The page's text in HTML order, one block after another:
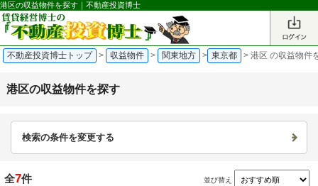
港区の収益物件を探す｜不動産投資博士
不動産投資博士トップ > 収益物件 > 関東地方 > 東京都 > 港区 の収益物件
港区の収益物件を探す
検索の条件を変更する
全7件 並び替え